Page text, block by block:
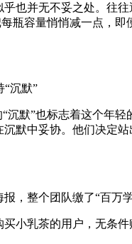
并无不妥之处。往
瓶容量悄悄减一点，
沉默”
”也标志着这个年轻
默中妥协。他们决定
整个团队缴了“百万学
乳茶的用户，无条